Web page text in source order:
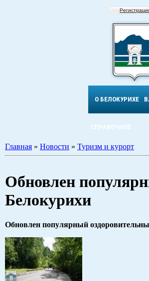
О БЕЛОКУРИХЕ
СПРАВОЧНОЕ
Главная » Новости » Туризм и курорт
Обновлен
Белокурихи
Обновлен популярный